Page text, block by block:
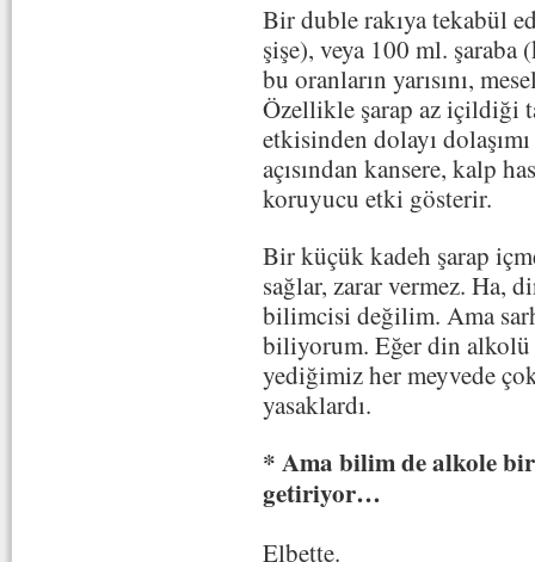
Bir duble rakıya tekabül
şişe), veya 100 ml.
bu oranların yarısını,
Özellikle şarap az içildiği
etkisinden dolayı
açısından kansere, kalp
koruyucu etki gösterir.
Bir küçük kadeh şarap
sağlar, zarar vermez. Ha,
bilimcisi değilim. Ama
biliyorum. Eğer din alkolü
yediğimiz her meyvede
yasaklardı.
* Ama bilim de alkole bir
getiriyor…
Elbette.